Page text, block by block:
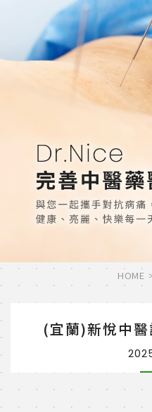
HOME
(宜蘭)新悅中